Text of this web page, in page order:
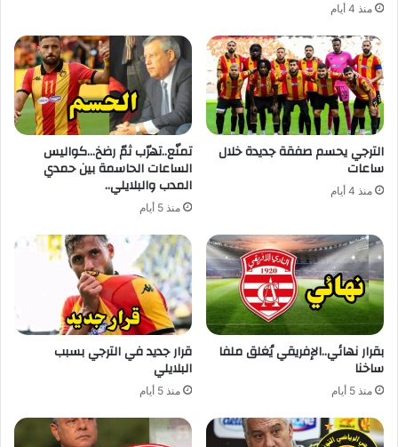
منذ 4 أيام
الترجي يحسم صفقة جديدة خلال
ساعات
منذ 4 أيام
تمنّع..تهرّب ثمّ رضخ…كواليس
الساعات الحاسمة بين حمدي
المدب والبلايلي..
منذ 5 أيام
بقرار نهائي..الإفريقي يُغلق ملفا
ساخنا
منذ 5 أيام
قرار جديد في الترجي بسبب
البلايلي
منذ 5 أيام